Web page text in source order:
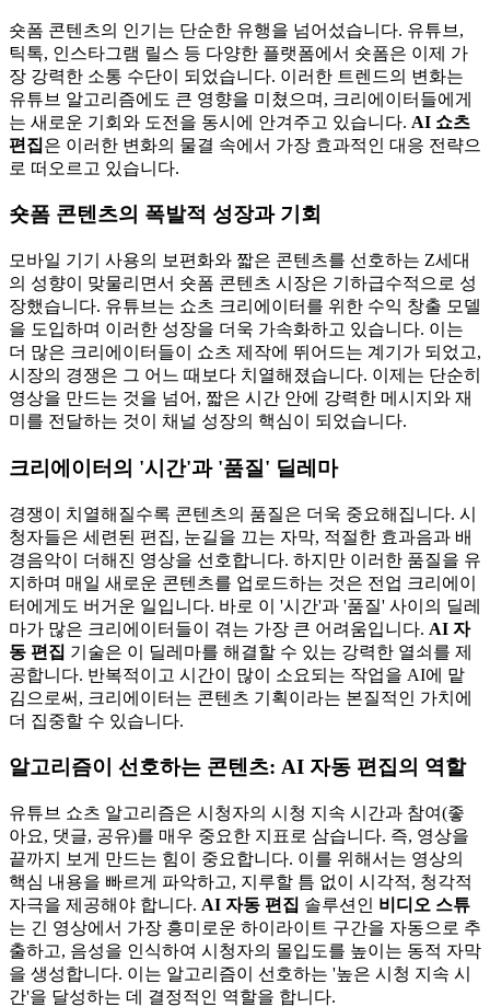
숏폼 콘텐츠의 인기는 단순한 유행을 넘어섰습니다. 유튜브,
틱톡, 인스타그램 릴스 등 다양한 플랫폼에서 숏폼은 이제 가
장 강력한 소통 수단이 되었습니다. 이러한 트렌드의 변화는
유튜브 알고리즘에도 큰 영향을 미쳤으며, 크리에이터들에게
는 새로운 기회와 도전을 동시에 안겨주고 있습니다. AI 쇼츠
편집은 이러한 변화의 물결 속에서 가장 효과적인 대응 전략으
로 떠오르고 있습니다.
숏폼 콘텐츠의 폭발적 성장과 기회
모바일 기기 사용의 보편화와 짧은 콘텐츠를 선호하는 Z세대
의 성향이 맞물리면서 숏폼 콘텐츠 시장은 기하급수적으로 성
장했습니다. 유튜브는 쇼츠 크리에이터를 위한 수익 창출 모델
을 도입하며 이러한 성장을 더욱 가속화하고 있습니다. 이는
더 많은 크리에이터들이 쇼츠 제작에 뛰어드는 계기가 되었고,
시장의 경쟁은 그 어느 때보다 치열해졌습니다. 이제는 단순히
영상을 만드는 것을 넘어, 짧은 시간 안에 강력한 메시지와 재
미를 전달하는 것이 채널 성장의 핵심이 되었습니다.
크리에이터의 '시간'과 '품질' 딜레마
경쟁이 치열해질수록 콘텐츠의 품질은 더욱 중요해집니다. 시
청자들은 세련된 편집, 눈길을 끄는 자막, 적절한 효과음과 배
경음악이 더해진 영상을 선호합니다. 하지만 이러한 품질을 유
지하며 매일 새로운 콘텐츠를 업로드하는 것은 전업 크리에이
터에게도 버거운 일입니다. 바로 이 '시간'과 '품질' 사이의 딜레
마가 많은 크리에이터들이 겪는 가장 큰 어려움입니다. AI 자
동 편집 기술은 이 딜레마를 해결할 수 있는 강력한 열쇠를 제
공합니다. 반복적이고 시간이 많이 소요되는 작업을 AI에 맡
김으로써, 크리에이터는 콘텐츠 기획이라는 본질적인 가치에
더 집중할 수 있습니다.
알고리즘이 선호하는 콘텐츠: AI 자동 편집의 역할
유튜브 쇼츠 알고리즘은 시청자의 시청 지속 시간과 참여(좋
아요, 댓글, 공유)를 매우 중요한 지표로 삼습니다. 즉, 영상을
끝까지 보게 만드는 힘이 중요합니다. 이를 위해서는 영상의
핵심 내용을 빠르게 파악하고, 지루할 틈 없이 시각적, 청각적
자극을 제공해야 합니다. AI 자동 편집 솔루션인 비디오 스튜
는 긴 영상에서 가장 흥미로운 하이라이트 구간을 자동으로 추
출하고, 음성을 인식하여 시청자의 몰입도를 높이는 동적 자막
을 생성합니다. 이는 알고리즘이 선호하는 '높은 시청 지속 시
간'을 달성하는 데 결정적인 역할을 합니다.